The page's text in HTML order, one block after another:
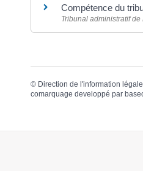
Compétence du
Tribunal administratif de
© Direction de l'information
comarquage developpé par